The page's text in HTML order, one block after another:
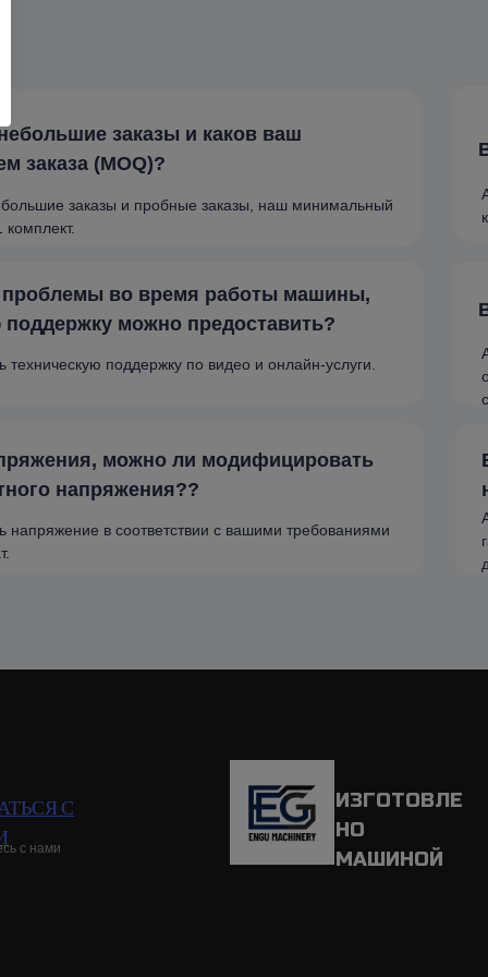
заказы и пробные заказы, наш минимальный
комплект.
проблемы во время работы машины,
поддержку можно предоставить?
заказы и каков ваш
заказа (MOQ)?
поддержку по видео и онлайн-услуги.
можно ли модифицировать
напряжения??
в соответствии с вашими требованиями
С
с нами
ИЗГОТОВЛЕ
НО
МАШИНОЙ